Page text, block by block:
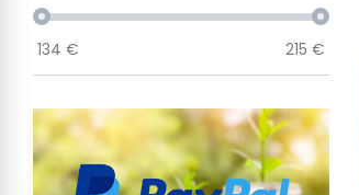
134 € 215 €